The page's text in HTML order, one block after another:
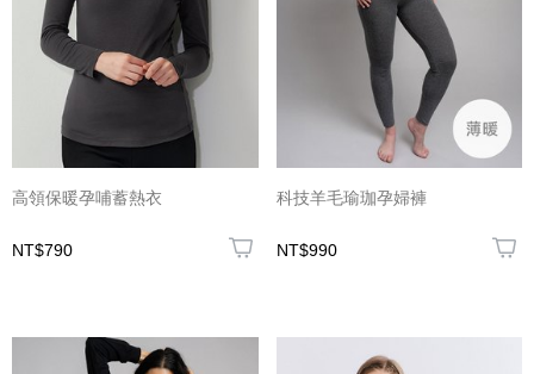
高領保暖孕哺蓄熱衣
NT$790
科技羊毛瑜珈孕婦褲
NT$990